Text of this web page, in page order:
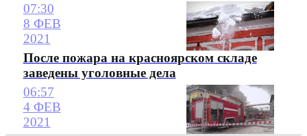
07:30
8 ФЕВ
2021
После пожара на красноярском складе
заведены уголовные дела
06:57
4 ФЕВ
2021